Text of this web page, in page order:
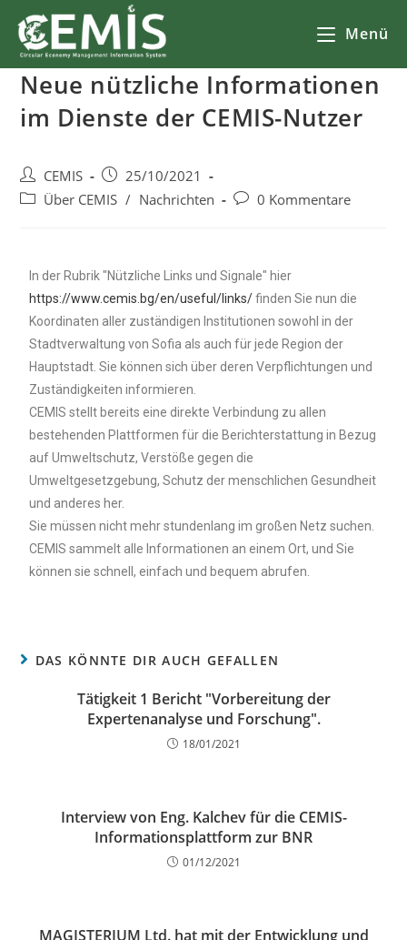
Menü
Neue nützliche Informationen
im Dienste der CEMIS-Nutzer
CEMIS
25/10/2021
Über CEMIS / Nachrichten 0 Kommentare
In der Rubrik "Nützliche Links und Signale" hier
https://www.cemis.bg/en/useful/links/finden Sie nun die
Koordinaten aller zuständigen Institutionen sowohl in der
Stadtverwaltung von Sofia als auch für jede Region der
Hauptstadt. Sie können sich über deren Verpflichtungen und
Zuständigkeiten informieren.
CEMIS stellt bereits eine direkte Verbindung zu allen
bestehenden Plattformen für die Berichterstattung in Bezug
auf Umweltschutz, Verstöße gegen die
Umweltgesetzgebung, Schutz der menschlichen Gesundheit
und anderes her.
Sie müssen nicht mehr stundenlang im großen Netz suchen.
CEMIS sammelt alle Informationen an einem Ort, und Sie
können sie schnell, einfach und bequem abrufen.
DAS KÖNNTE DIR AUCH GEFALLEN
Tätigkeit 1 Bericht "Vorbereitung der
Expertenanalyse und Forschung".
18/01/2021
Interview von Eng. Kalchev für die CEMIS-
Informationsplattform zur BNR
01/12/2021
MAGISTERIUM Ltd. hat mit der Entwicklung und